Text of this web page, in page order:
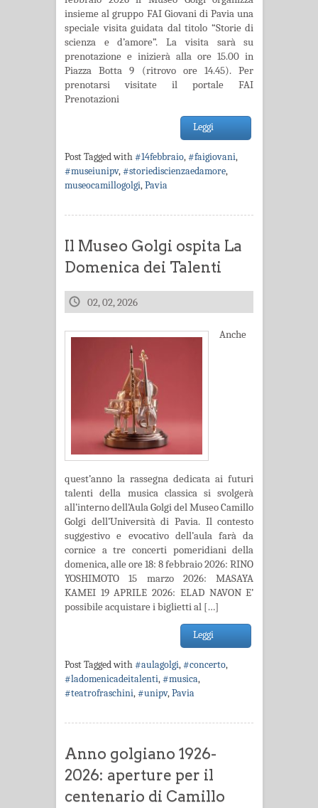
insieme al gruppo FAI Giovani di Pavia una
speciale visita guidata dal titolo “Storie di
scienza e d’amore”. La visita sarà su
prenotazione e inizierà alla ore 15.00 in
Piazza Botta 9 (ritrovo ore 14.45). Per
prenotarsi visitate il portale FAI
Prenotazioni
Leggi
Post Tagged with#14febbraio,#faigiovani,
#museiunipv,#storiediscienzaedamore,
museocamillogolgi,Pavia
Il Museo Golgi ospita La
Domenica dei Talenti
02, 02, 2026
Anche
quest’anno la rassegna dedicata ai futuri
talenti della musica classica si svolgerà
all’interno dell’Aula Golgi del Museo Camillo
Golgi dell’Università di Pavia. Il contesto
suggestivo e evocativo dell’aula farà da
cornice a tre concerti pomeridiani della
domenica, alle ore 18: 8 febbraio 2026: RINO
YOSHIMOTO 15 marzo 2026: MASAYA
KAMEI 19 APRILE 2026: ELAD NAVON E’
possibile acquistare i biglietti al […]
Leggi
Post Tagged with#aulagolgi,#concerto,
#ladomenicadeitalenti,#musica,
#teatrofraschini,#unipv,Pavia
Anno golgiano 1926-
2026: aperture per il
centenario di Camillo